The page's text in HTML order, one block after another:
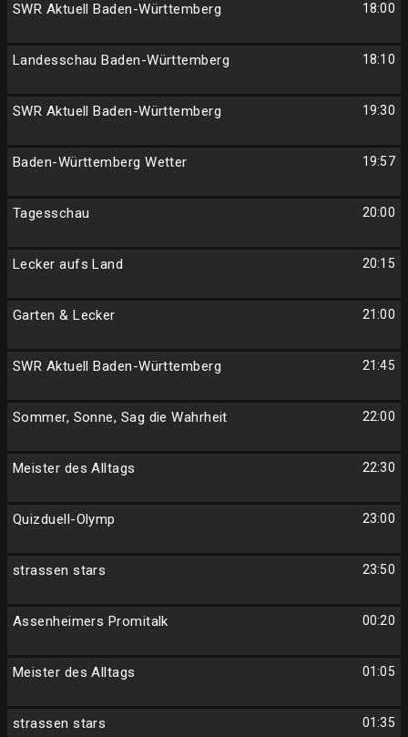
18:00
SWR Aktuell Baden-Württemberg
18:10
Landesschau Baden-Württemberg
19:30
SWR Aktuell Baden-Württemberg
19:57
Baden-Württemberg Wetter
20:00
Tagesschau
20:15
Lecker aufs Land
21:00
Garten & Lecker
21:45
SWR Aktuell Baden-Württemberg
22:00
Sommer, Sonne, Sag die Wahrheit
22:30
Meister des Alltags
23:00
Quizduell-Olymp
23:50
strassen stars
00:20
Assenheimers Promitalk
01:05
Meister des Alltags
01:35
strassen stars